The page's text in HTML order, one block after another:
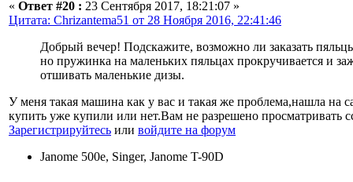
« Ответ #20 : 23 Сентября 2017, 18:21:07 »
Цитата: Chrizantema51 от 28 Ноября 2016, 22:41:46
Добрый вечер! Подскажите, возможно ли заказать
но пружинка на маленьких пяльцах прокручивается и
отшивать маленькие дизы.
У меня такая машина как у вас и такая же проблема,нашла на
купить уже купили или нет.Вам не разрешено просматривать
Зарегистрируйтесь или войдите на форум
Janome 500e, Singer, Janome T-90D